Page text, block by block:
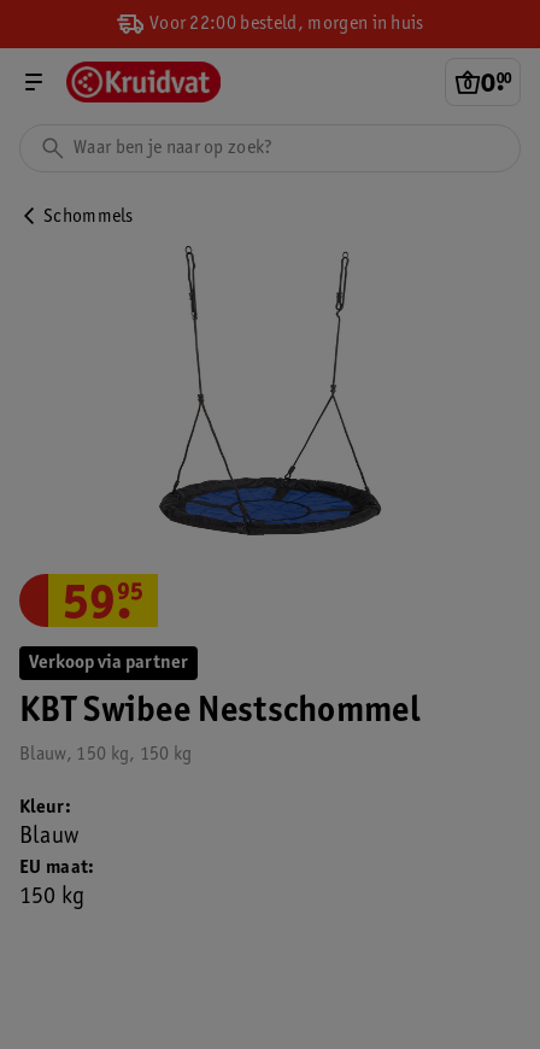
Voor 22:00 besteld, morgen in huis
0.
00
Schommels
Verkoop via partner
KBT Swibee Nestschommel
Blauw, 150 kg, 150 kg
59.
95
EU maat
150 kg
Kleur
Blauw